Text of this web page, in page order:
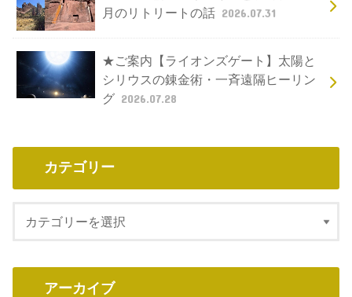
月のリトリートの話 2026.07.31
★ご案内【ライオンズゲート】太陽と
シリウスの錬金術・一斉遠隔ヒーリン
グ 2026.07.28
カテゴリー
アーカイブ